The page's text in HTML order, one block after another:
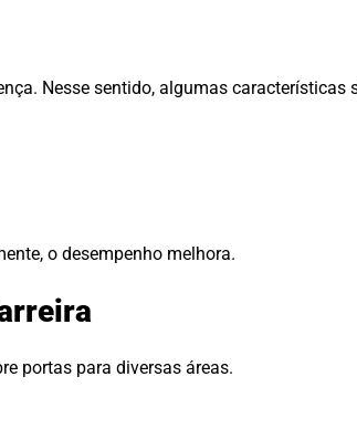
Nesse sentido, algumas características
o desempenho melhora.
portas para diversas áreas.